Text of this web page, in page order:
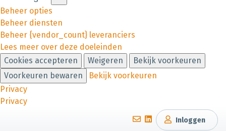
Beheer opties
Beheer diensten
Beheer {vendor_count} leveranciers
Lees meer over deze doeleinden
Cookies accepteren
Weigeren
Bekijk voorkeuren
Voorkeuren bewaren
Bekijk voorkeuren
Privacy
Privacy
Inloggen